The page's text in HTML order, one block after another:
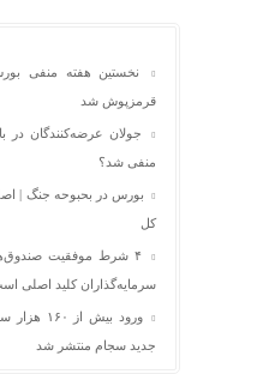
قرمزپوش شد
جولان عرضه‌کنندگان در
منفی شد؟
کل
۴ شرط موفقیت
سرمایه‌گذاران کلید اصلی
ورود بیش
جدید سجام منتشر شد